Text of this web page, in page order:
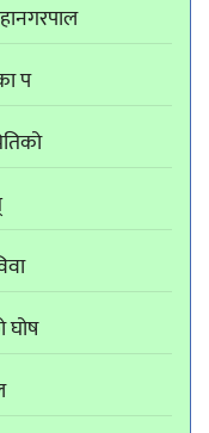
प
घोष